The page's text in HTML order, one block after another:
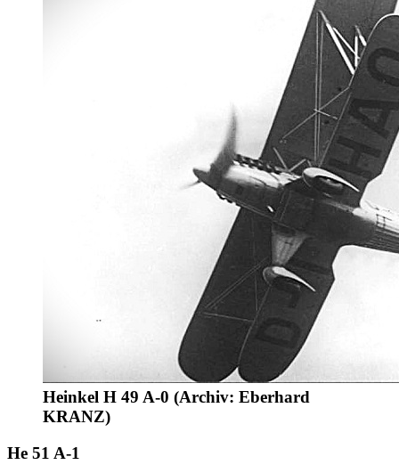
Heinkel H 49 A-0 (Archiv: Eberhard
KRANZ)
He 51 A-1